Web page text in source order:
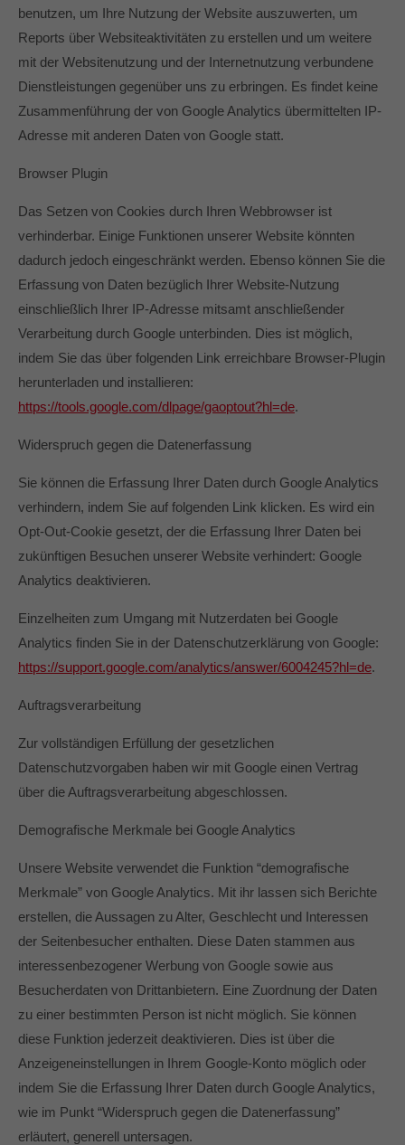
benutzen, um Ihre Nutzung der Website auszuwerten, um
Reports über Websiteaktivitäten zu erstellen und um weitere
mit der Websitenutzung und der Internetnutzung verbundene
Dienstleistungen gegenüber uns zu erbringen. Es findet keine
Zusammenführung der von Google Analytics übermittelten IP-
Adresse mit anderen Daten von Google statt.
Browser Plugin
Das Setzen von Cookies durch Ihren Webbrowser ist
verhinderbar. Einige Funktionen unserer Website könnten
dadurch jedoch eingeschränkt werden. Ebenso können Sie die
Erfassung von Daten bezüglich Ihrer Website-Nutzung
einschließlich Ihrer IP-Adresse mitsamt anschließender
Verarbeitung durch Google unterbinden. Dies ist möglich,
indem Sie das über folgenden Link erreichbare Browser-Plugin
herunterladen und installieren:
https://tools.google.com/dlpage/gaoptout?hl=de.
Widerspruch gegen die Datenerfassung
Sie können die Erfassung Ihrer Daten durch Google Analytics
verhindern, indem Sie auf folgenden Link klicken. Es wird ein
Opt-Out-Cookie gesetzt, der die Erfassung Ihrer Daten bei
zukünftigen Besuchen unserer Website verhindert: Google
Analytics deaktivieren.
Einzelheiten zum Umgang mit Nutzerdaten bei Google
Analytics finden Sie in der Datenschutzerklärung von Google:
https://support.google.com/analytics/answer/6004245?hl=de.
Auftragsverarbeitung
Zur vollständigen Erfüllung der gesetzlichen
Datenschutzvorgaben haben wir mit Google einen Vertrag
über die Auftragsverarbeitung abgeschlossen.
Demografische Merkmale bei Google Analytics
Unsere Website verwendet die Funktion “demografische
Merkmale” von Google Analytics. Mit ihr lassen sich Berichte
erstellen, die Aussagen zu Alter, Geschlecht und Interessen
der Seitenbesucher enthalten. Diese Daten stammen aus
interessenbezogener Werbung von Google sowie aus
Besucherdaten von Drittanbietern. Eine Zuordnung der Daten
zu einer bestimmten Person ist nicht möglich. Sie können
diese Funktion jederzeit deaktivieren. Dies ist über die
Anzeigeneinstellungen in Ihrem Google-Konto möglich oder
indem Sie die Erfassung Ihrer Daten durch Google Analytics,
wie im Punkt “Widerspruch gegen die Datenerfassung”
erläutert, generell untersagen.